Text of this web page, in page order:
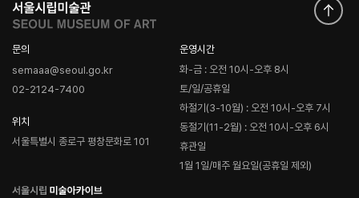
문의
semaaa@seoul.go.kr
02-2124-7400
위치
서울특별시 종로구 평창문화로 101
운영시간
화-금 : 오전 10시-오후 8시
토/일/공휴일
하절기(3-10월) : 오전 10시-오후 7시
동절기(11-2월) : 오전 10시-오후 6시
휴관일
1월 1일/매주 월요일(공휴일 제외)
로